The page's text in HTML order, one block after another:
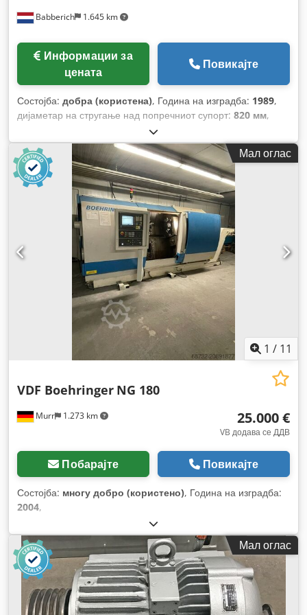
Babberich 1.645 km
цената
Повикајте
Состојба: добра (користена), Година на изградба: 1989,
дијаметар на стругање над попречниот супорт: 820 мм,
, пречник на вртење над
лежиштето на санките:515 мм, должина на стругање:2.000
мм, вкупна должина:6.000 мм, вкупна ширина: 1.900 мм,
вкупна висина:1.800 мм, максимална брзина на вретеното:
1.400 обр/мин,
Мал оглас
1 / 11
Murr 1.273 km
VDF Boehringer NG 180
25.000 €
VB додава се ДДВ
Побарајте Повикајте
Состојба: многу добро (користено), Година на изградба:
2004,
Мал оглас